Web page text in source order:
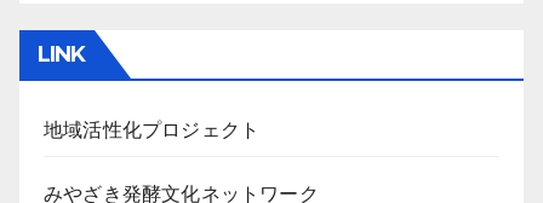
LINK
地域活性化プロジェクト
みやざき発酵文化ネットワーク